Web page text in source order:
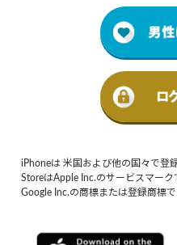
iPhoneは 米国および他の国々で登
StoreはApple Inc.のサービスマーク
Google Inc.の商標または登録商標で